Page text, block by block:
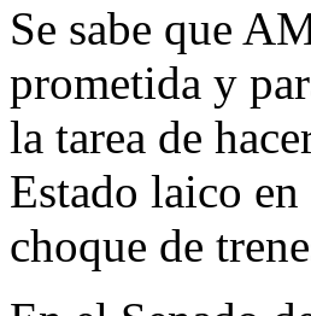
Se sabe que
prometida y
la tarea de
Estado laico
choque de